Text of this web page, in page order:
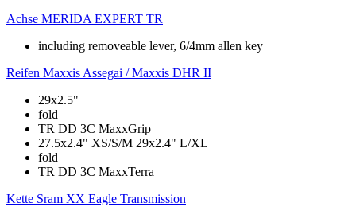
Achse MERIDA EXPERT TR
including removeable lever, 6/4mm allen key
Reifen Maxxis Assegai / Maxxis DHR II
29x2.5"
fold
TR DD 3C MaxxGrip
27.5x2.4" XS/S/M 29x2.4" L/XL
fold
TR DD 3C MaxxTerra
Kette Sram XX Eagle Transmission